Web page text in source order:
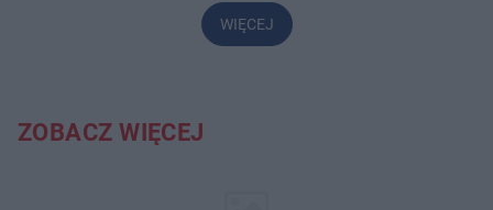
WIĘCEJ
ZOBACZ WIĘCEJ